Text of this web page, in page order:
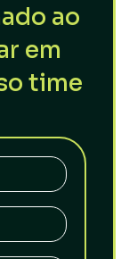
ao
em
time